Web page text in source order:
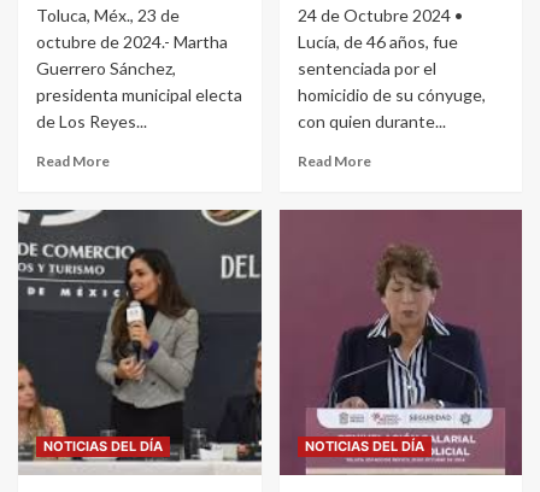
Toluca, Méx., 23 de
octubre de 2024.- Martha
Guerrero Sánchez,
presidenta municipal electa
de Los Reyes...
Read More
24 de Octubre 2024 •
Lucía, de 46 años, fue
sentenciada por el
homicidio de su cónyuge,
con quien durante...
Read More
NOTICIAS DEL DÍA NOTICIAS DEL DÍA